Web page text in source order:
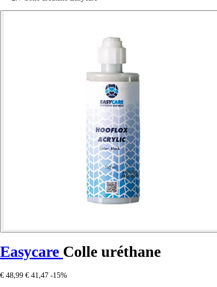
Easycare Colle uréthane
€ 48,99 € 41,47 -15%